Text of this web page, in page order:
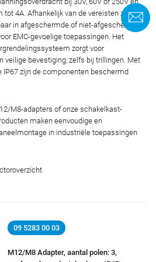
tot 4A. Afhankelijk van de vereisten zijn de
in afgeschermde of niet-afgeschermde
EMC-gevoelige toepassingen. Het
zorgt voor
veilige bevestiging, zelfs bij trillingen. Met
zijn de componenten beschermd
M8-adapters of onze schakelkast-
maken eenvoudige en
in industriële toepassingen
09 5283 00 03
M12/M8 Adapter, aantal polen: 3,